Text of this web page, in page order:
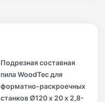
Подрезная составная
пила WoodTec для
форматно-раскроечных
станков Ø120 х 20 х 2,8-